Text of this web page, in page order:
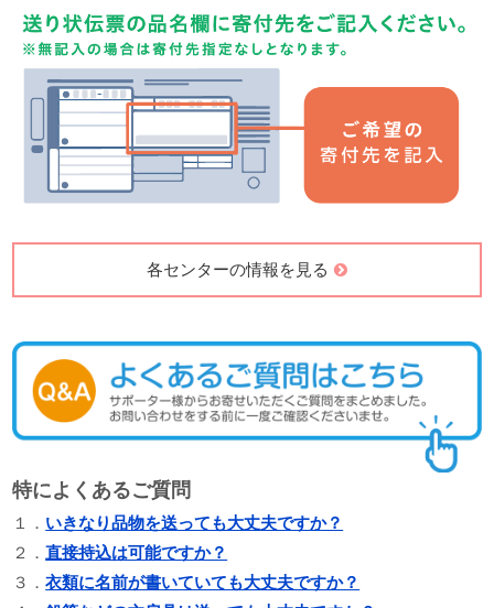
各センターの情報を見る
特によくあるご質問
１．いきなり品物を送っても大丈夫ですか？
２．直接持込は可能ですか？
３．衣類に名前が書いていても大丈夫ですか？